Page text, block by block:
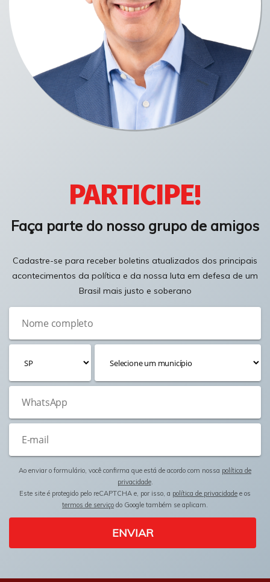
PARTICIPE!
Faça parte do nosso grupo de amigos
Cadastre-se para receber boletins atualizados dos principais
acontecimentos da política e da nossa luta em defesa de um
Brasil mais justo e soberano
Ao enviar o formulário, você confirma que está de acordo com nossa política de
privacidade.
Este site é protegido pelo reCAPTCHA e, por isso, a política de privacidade e os
termos de serviço do Google também se aplicam.
ENVIAR